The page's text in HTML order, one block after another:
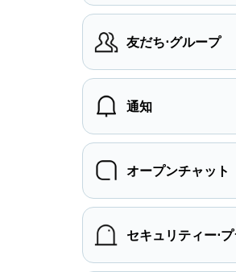
友だち⋅グループ
通知
オープンチャット
セキュリティー⋅